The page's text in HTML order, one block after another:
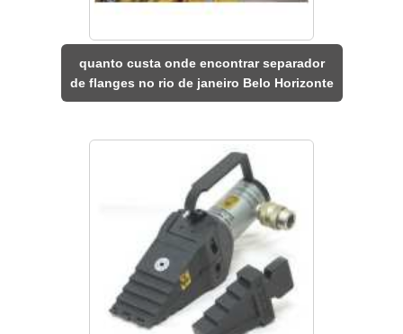
quanto custa onde encontrar separador
de flanges no rio de janeiro Belo Horizonte